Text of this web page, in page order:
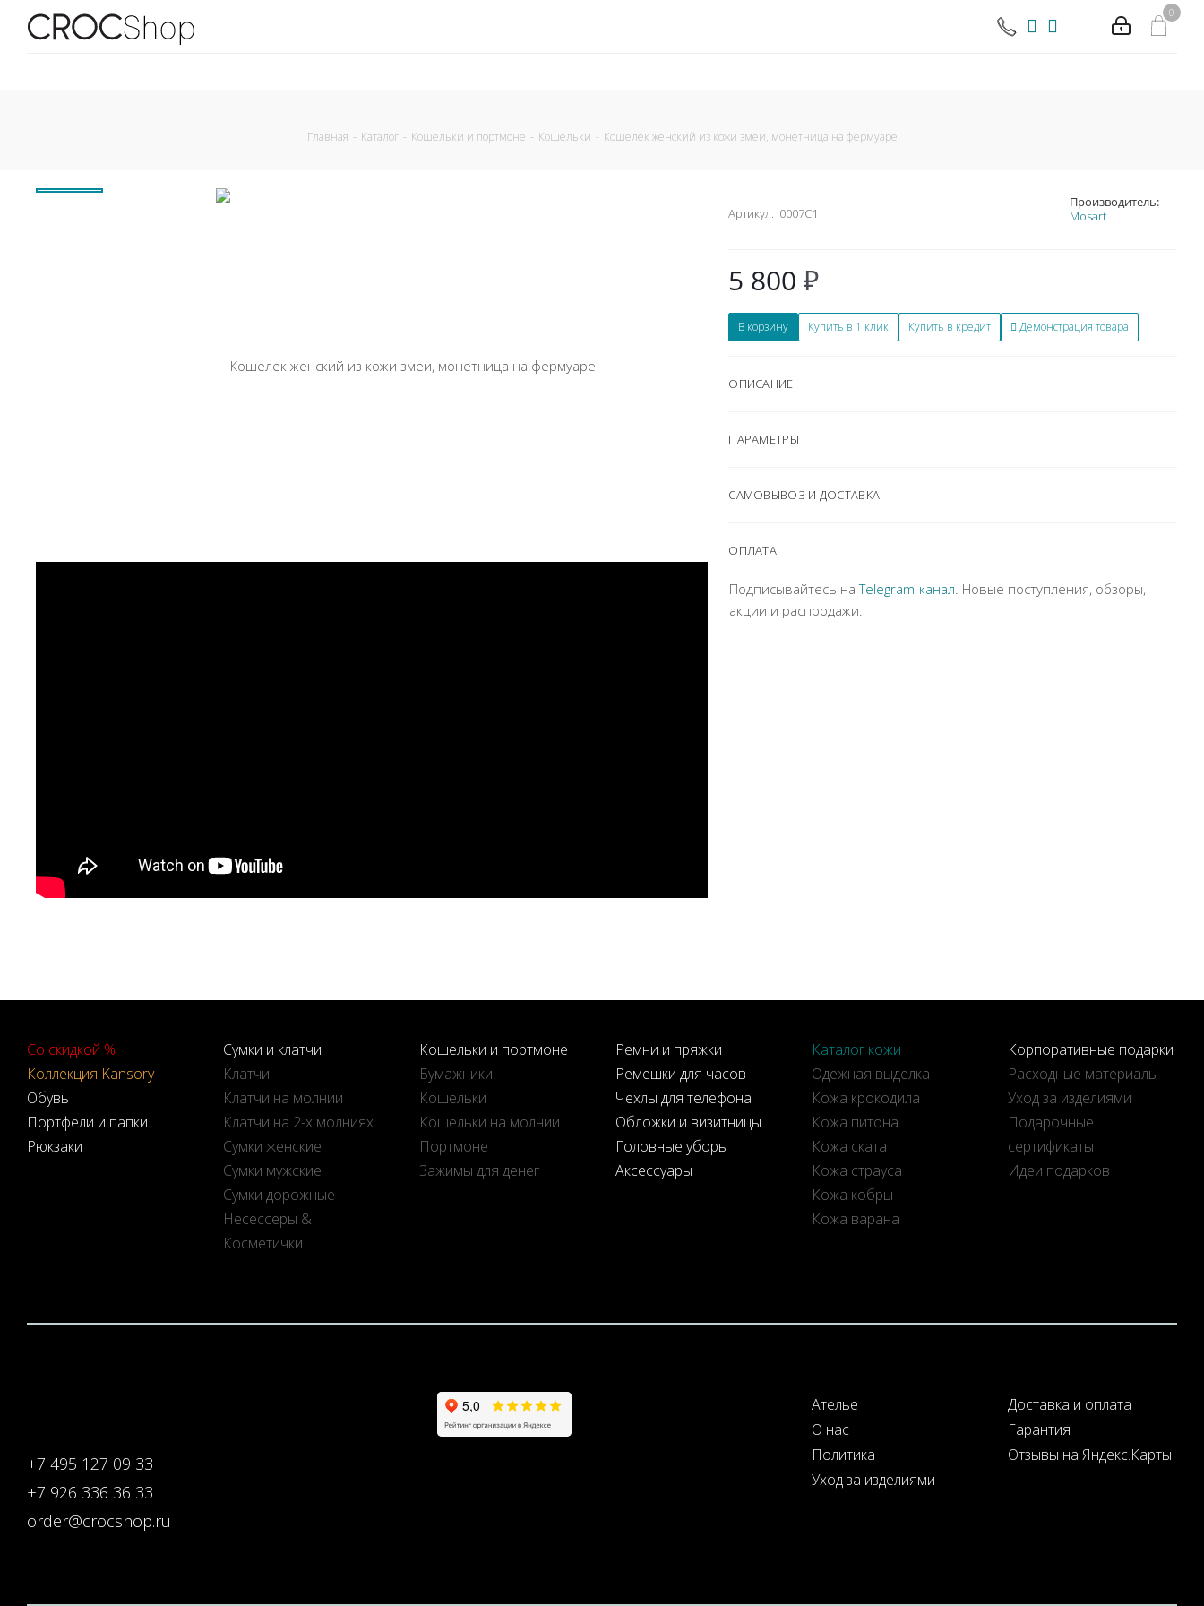
0
Главная - Каталог - Кошельки и портмоне - Кошельки - Кошелек женский из кожи змеи, монетница на фермуаре
Артикул: I0007C1
Производитель:
Mosart
5 800 ₽
В корзину Купить в 1 клик Купить в кредит Демонстрация товара
ОПИСАНИЕ
ПАРАМЕТРЫ
САМОВЫВОЗ И ДОСТАВКА
ОПЛАТА
Подписывайтесь наTelegram-канал. Новые поступления, обзоры,
акции и распродажи.
Со скидкой %
Коллекция Kansory
Обувь
Портфели и папки
Рюкзаки
Сумки и клатчи
Клатчи
Клатчи на молнии
Клатчи на 2-х молниях
Сумки женские
Сумки мужские
Сумки дорожные
Несессеры &
Косметички
Кошельки и портмоне
Бумажники
Кошельки
Кошельки на молнии
Портмоне
Зажимы для денег
Ремни и пряжки
Ремешки для часов
Чехлы для телефона
Обложки и визитницы
Головные уборы
Аксессуары
Каталог кожи
Одежная выделка
Кожа крокодила
Кожа питона
Кожа ската
Кожа страуса
Кожа кобры
Кожа варана
Корпоративные подарки
Расходные материалы
Уход за изделиями
Подарочные
сертификаты
Идеи подарков
+7 495 127 09 33
+7 926 336 36 33
order@crocshop.ru
Ателье
О нас
Политика
Уход за изделиями
Доставка и оплата
Гарантия
Отзывы на Яндекс.Карты